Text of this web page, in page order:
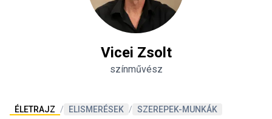
Vicei Zsolt
színművész
ÉLETRAJZ / ELISMERÉSEK / SZEREPEK-MUNKÁK